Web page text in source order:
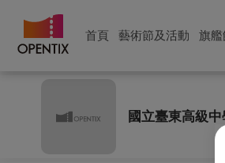
首頁 藝術節及活動 旗艦
國立臺東高級中